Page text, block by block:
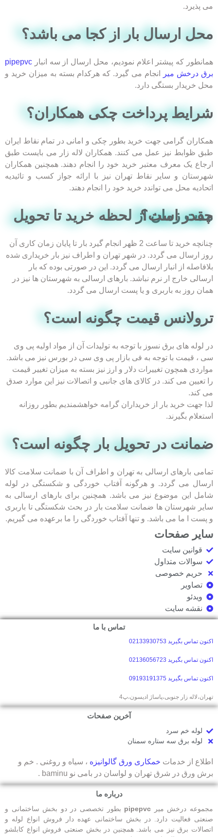
می پذیرد.
محل ارسال بار از کجا می باشد؟​
همانطور که پیشتر اعلام نمودیم، محل ارسال از سه انبار pipepvc
برق درخش میر
انجام می گیرد. که هرکدام بسته به میزان خرید و
محل خریدار بستگی دارد.
شرایط پرداخت چکی همکاران؟​
همکاران گرامی جهت خرید بطور چکی و امانی در تمام نقاط ایران
طبق ظوابط نیز عمل می کنند. همکاران لاله زار می بایست طبق
ارجاع یک معرف معتبر خرید خود را انجام دهند. همچنین همکاران
شهرستان و سایر نقاط تهران نیز با ارائه جواز کسب و تائیدیه
اتحادیه محل می تواندد خرید خود را انجام دهند.
مدت زمان از لحظه خرید تا تحویل چقدر است؟​
چنانچه خرید تا ساعت 2 ظهر انجام گیرد بار تا پایان زمان کاری آن
روز ارسال می گردد. در شهر تهران و اطراف نیز بار خریداری شده
بلافاصله از انبار ارسال می گردد. این در صورتی بوده که بار
ارسالی خارج ار نرم نباشد. بارهای ارسالی به شهرستان ها نیز در
همان روز به باربری و یا پست ارسال می گردد.
ترولانس قیمت چگونه است؟​
در لوله های برق نسوز با توجه به تولیدات آن از مواد اولیه پی وی
سی ، قیمت با توجه به فی بازار پی وی سی در بورس نیز می باشد.
مواردی همچون تغییرات دلار و ارز نیز بسته به میزان تغییر قیمت
را تعیین می کند. در کالای های جانبی و اتصالات نیز این موارد صدق
می کند.
لذا جهت خرید بار از خریداران گرامه خواهشمندیم بطور روزانه
استعلام بگیرند.
ضمانت در تحویل بار چگونه است؟​
تمامی بارهای ارسالی به تهران و اطراف آن با ضمانت سلامت کالا
ارسال می گردد. و هرگونه آفتاب خوردگی و شکستگی در لوله
شامل این موضوع نیز می باشد. همچنین برای بارهای ارسالی به
سایر شهرستان ها ضمانت سلامت بار در بحث شکستگی تا باربری
و پست ا ما می باشد. و تنها آفتاب خوردگی را ما برعهده می گیریم.
سایر صفحات
قوانین سایت
سوالات متداول
حریم خصوصی
تصاویر
ویدئو
نقشه سایت
تماس با ما
اکنون تماس بگیرید 02133930753
اکنون تماس بگیرید 02136056723
اکنون تماس بگیرید 09193191375
تهران،لاله زار جنوبی،پاساژ ادیسون،پ4
آخرین صفحات
لوله خم سرد
لوله برق سه ستاره سمنان
اطلاع از خدمات خمکاری ورق گالوانیزه ، سیاه و روغنی . خم و
برش ورق در شرق تهران و لواسان در بامی نو baminu .
درباره ما
مجموعه درخش میر pipepvc بطور تخصصی در دو بخش ساختمانی و
صنعتی فعالیت دارد. در بخش ساختمانی عهده دار فروش انواع لوله و
اتصالات برق نیز می باشد. همچنین در بخش صنعتی فروش انواع کابلشو